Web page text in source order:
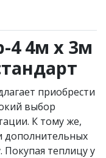
4 4м x 3м
приобрести
выбор
К тому же,
Покупая теплицу у